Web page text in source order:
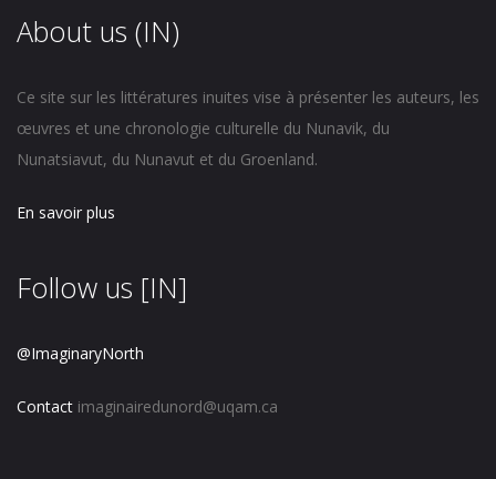
About us (IN)
Ce site sur les littératures inuites vise à présenter les auteurs, les
œuvres et une chronologie culturelle du Nunavik, du
Nunatsiavut, du Nunavut et du Groenland.
En savoir plus
Follow us [IN]
@ImaginaryNorth
Contact imaginairedunord@uqam.ca